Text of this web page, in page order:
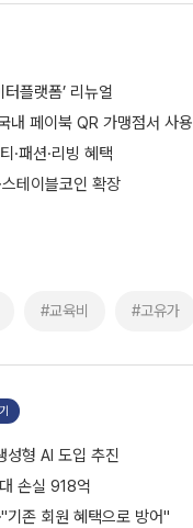
플랫폼’ 리뉴얼
내 페이북 QR 가맹점서 사용
·패션·리빙 혜택
테이블코인 확장
#교육비 #고유가
성형 AI 도입 추진
손실 918억
존 회원 혜택으로 방어"